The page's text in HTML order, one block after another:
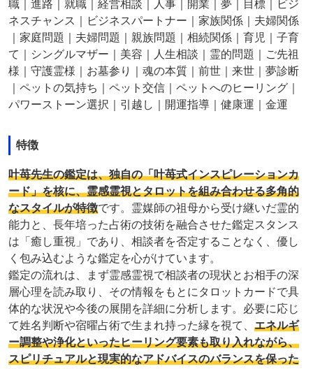
職｜進路｜就職｜経営相談｜人事｜開業｜夢｜目標｜ビジ
ネスチャンス｜ビジネスパートナー｜家族関係｜夫婦関係
｜家庭問題｜夫婦問題｜親族問題｜相続関係｜育児｜子育
て｜シングルマザー｜美容｜人生相談｜霊的問題｜ご先祖
様｜守護霊様｜お墓参り｜魂の本質｜前世｜来世｜夢診断
｜ペットの気持ち｜ペット交信｜ペットへのヒーリング｜
パワーストーン選択｜引越し｜開運指導｜健康運｜金運
特徴
叶苺先生の鑑定は、独自の「叶苺式インスピレーションカ
ード」を核に、霊感霊視とタロットを組み合わせる多角的
なスタイルが特徴です。霊媒師の祖母から受け継いだ霊的
能力と、長年培った占術の技術を融合させた鑑定スタンス
は「癒し重視」であり、相談者を否定することなく、優し
く包み込むような鑑定を心がけています。
鑑定の流れは、まず霊感霊視で相談者の現状とお相手の深
層心理を読み取り、その情報をもとにタロットカードで具
体的な状況や今後の展開を詳細に分析します。必要に応じ
て姓名判断や宿曜占術で生まれ持った縁を視て、 エネルギ
ー調整や浄化といったヒーリング要素も取り入れながら、
スピリチュアルと現実的なアドバイスのバランスを保った